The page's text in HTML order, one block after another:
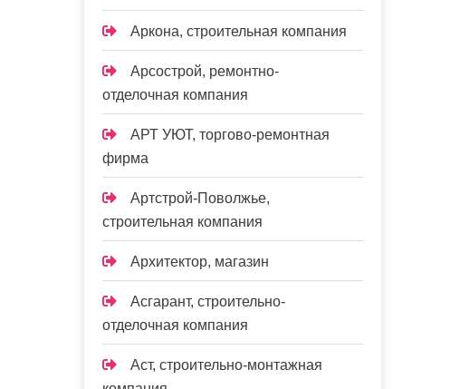
Аркона, строительная компания
Арсострой, ремонтно-
отделочная компания
АРТ УЮТ, торгово-ремонтная
фирма
Артстрой-Поволжье,
строительная компания
Архитектор, магазин
Асгарант, строительно-
отделочная компания
Аст, строительно-монтажная